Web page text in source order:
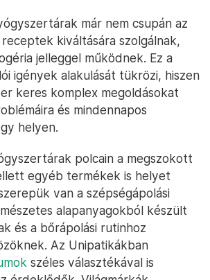
már nem csupán az
kiváltására szolgálnak,
jelleggel működnek. Ez a
igények alakulását tükrözi, hiszen
keres komplex megoldásokat
és mindennapos
helyen.
polcain a megszokott
egyéb termékek is helyet
van a szépségápolási
alapanyagokból készült
és a bőrápolási rutinhoz
Az Unipatikákban
széles választékával is